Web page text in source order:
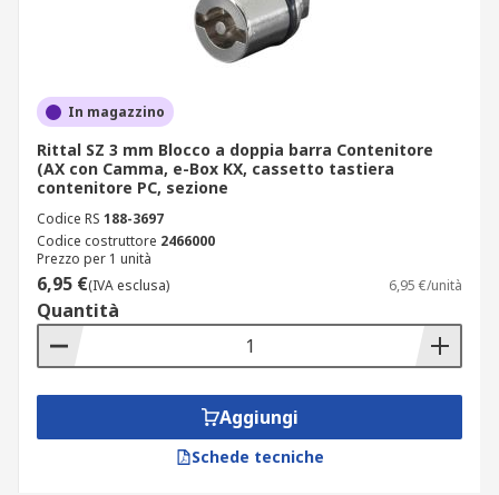
In magazzino
Rittal SZ 3 mm Blocco a doppia barra Contenitore
(AX con Camma, e-Box KX, cassetto tastiera
contenitore PC, sezione
Codice RS 188-3697
Codice costruttore 2466000
Prezzo per 1 unità
6,95 €(IVA esclusa) 6,95 €/unità
Quantità
Aggiungi
Schede tecniche